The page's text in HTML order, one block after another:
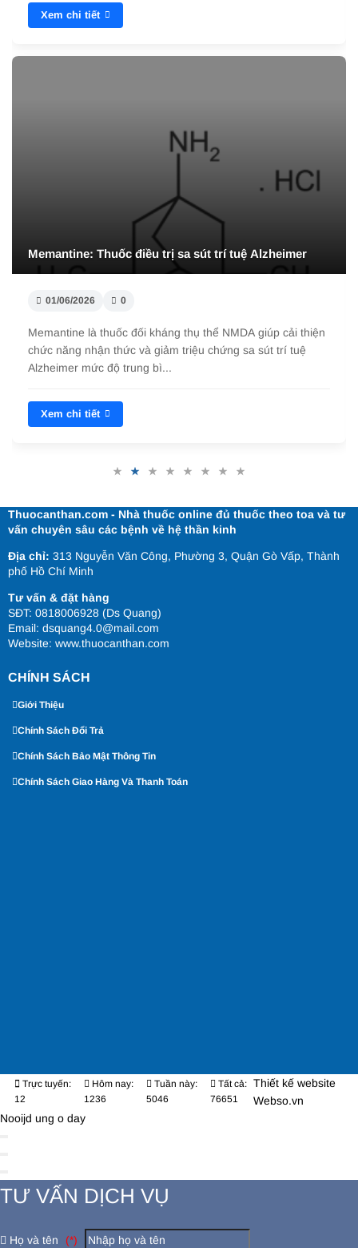
Xem chi tiết
Memantine: Thuốc điều trị sa sút trí tuệ Alzheimer
01/06/2026 0
Memantine là thuốc đối kháng thụ thể NMDA giúp cải thiện
chức năng nhận thức và giảm triệu chứng sa sút trí tuệ
Alzheimer mức độ trung bì...
Xem chi tiết
Thuocanthan.com - Nhà thuốc online đủ thuốc theo toa và tư
vấn chuyên sâu các bệnh về hệ thần kinh
Địa chỉ: 313 Nguyễn Văn Công, Phường 3, Quận Gò Vấp, Thành
phố Hồ Chí Minh
Tư vấn & đặt hàng
SĐT: 0818006928 (Ds Quang)
Email: dsquang4.0@mail.com
Website: www.thuocanthan.com
CHÍNH SÁCH
Giới Thiệu
Chính Sách Đổi Trả
Chính Sách Bảo Mật Thông Tin
Chính Sách Giao Hàng Và Thanh Toán
Trực tuyến:
12
Hôm nay:
1236
Tuần này:
5046
Tất cả:
76651
Thiết kế website
Webso.vn
Nooijd ung o day
TƯ VẤN DỊCH VỤ
Họ và tên (*)